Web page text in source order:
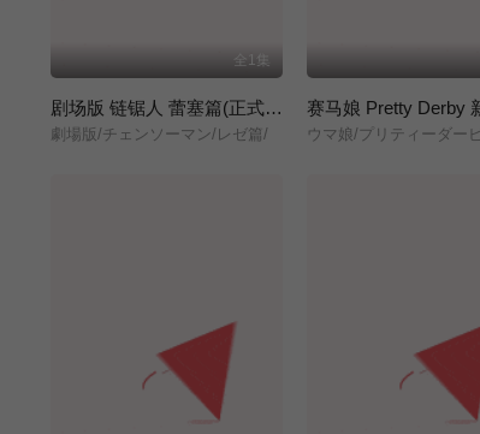
全1集
剧场版 链锯人 蕾塞篇(正式版)
劇場版/チェンソーマン/レゼ篇/